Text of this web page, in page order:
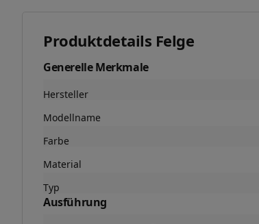
Produktdetails Felge
Generelle Merkmale
Hersteller
Modellname
Farbe
Material
Typ
Ausführung